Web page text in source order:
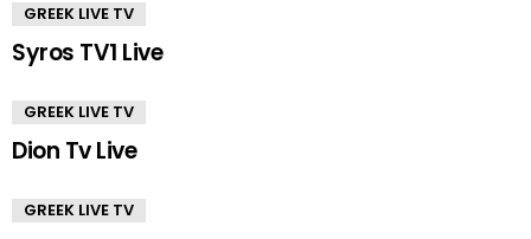
GREEK LIVE TV
Syros TV1 Live
GREEK LIVE TV
Dion Tv Live
GREEK LIVE TV